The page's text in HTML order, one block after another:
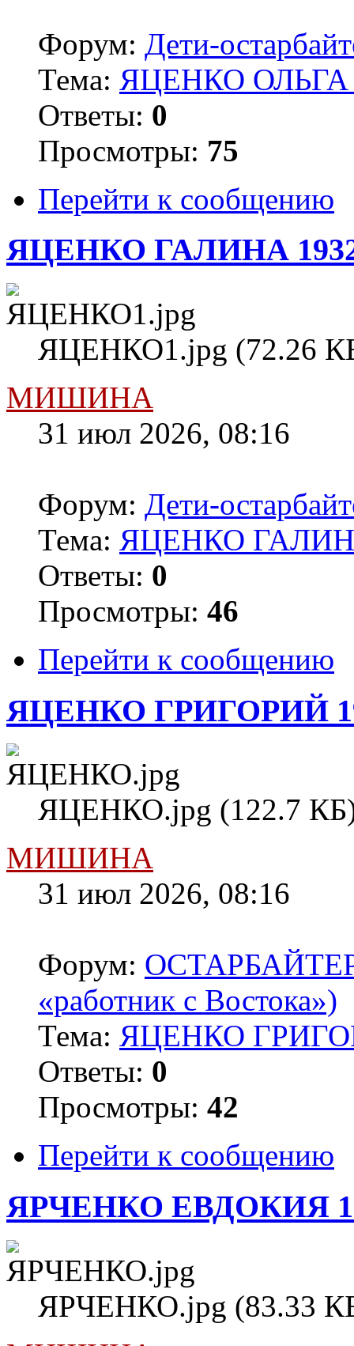
Форум: Дети-
Тема: ЯЦЕНКО ОЛЬГА
Ответы: 0
Просмотры: 75
Перейти к сообщению
ЯЦЕНКО ГАЛИНА
ЯЦЕНКО1.jpg (72.26
МИШИНА
31 июл 2026, 08:16
Форум: Дети-
Тема: ЯЦЕНКО
Ответы: 0
Просмотры: 46
Перейти к сообщению
ЯЦЕНКО ГРИГОРИЙ
ЯЦЕНКО.jpg (122.7
МИШИНА
31 июл 2026, 08:16
Форум:
«работник с Востока»)
Тема: ЯЦЕНКО
Ответы: 0
Просмотры: 42
Перейти к сообщению
ЯРЧЕНКО ЕВДОКИЯ
ЯРЧЕНКО.jpg (83.33